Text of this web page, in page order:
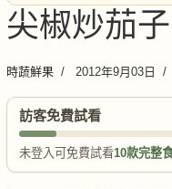
尖椒炒茄子
時蔬鮮果 2012年9月03日
訪客免費試看
未登入可免費試看10款完整